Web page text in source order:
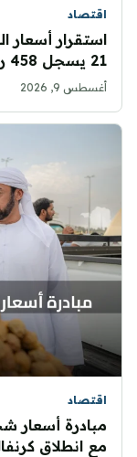
اقتصاد
استقرار أسعار
21 يسجل 458 ريالاً
أغسطس 9, 2026
اقتصاد
مبادرة أسعار
مع انطلاق